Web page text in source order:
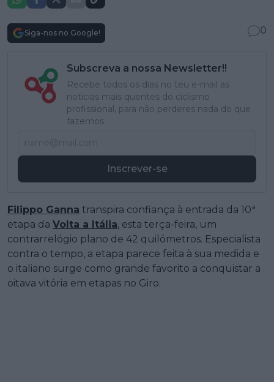
Siga-nos no Google! 0
Subscreva a nossa Newsletter!!
Recebe todos os dias no teu e-mail as
notícias mais quentes do ciclismo
profissional, para não perderes nada do que
fazemos.
Inscrever-se
Filippo Ganna transpira confiança à entrada da 10ª
etapa da Volta a Itália, esta terça-feira, um
contrarrelógio plano de 42 quilómetros. Especialista
contra o tempo, a etapa parece feita à sua medida e
o italiano surge como grande favorito a conquistar a
oitava vitória em etapas no Giro.